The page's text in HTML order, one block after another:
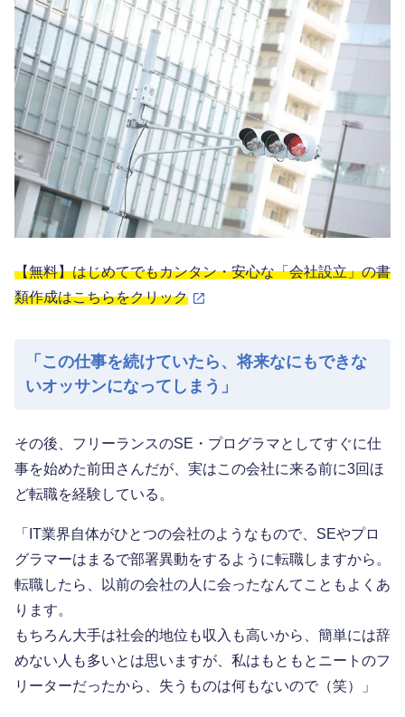
【無料】はじめてでもカンタン・安心な「会社設立」の書
類作成はこちらをクリック
「この仕事を続けていたら、将来なにもできな
いオッサンになってしまう」
その後、フリーランスのSE・プログラマとしてすぐに仕
事を始めた前田さんだが、実はこの会社に来る前に3回ほ
ど転職を経験している。
「IT業界自体がひとつの会社のようなもので、SEやプロ
グラマーはまるで部署異動をするように転職しますから。
転職したら、以前の会社の人に会ったなんてこともよくあ
ります。
もちろん大手は社会的地位も収入も高いから、簡単には辞
めない人も多いとは思いますが、私はもともとニートのフ
リーターだったから、失うものは何もないので（笑）」